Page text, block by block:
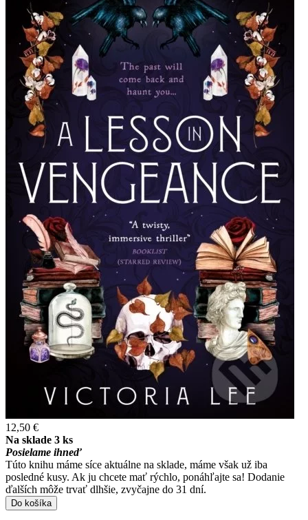
12,50 €
Na sklade 3 ks
Posielame ihneď
Túto knihu máme síce aktuálne na sklade, máme však už iba
posledné kusy. Ak ju chcete mať rýchlo, ponáhľajte sa! Dodanie
ďalších môže trvať dlhšie, zvyčajne do 31 dní.
Do košíka